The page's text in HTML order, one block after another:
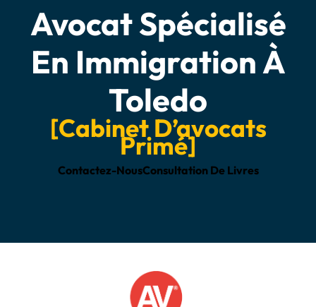
Avocat Spécialisé
En Immigration À
Toledo
[Cabinet D’avocats
Primé]
Contactez-NousConsultation De Livres